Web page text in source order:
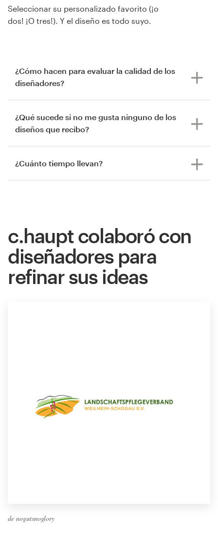
Seleccionar su personalizado favorito (¡o
dos! ¡O tres!). Y el diseño es todo suyo.
¿Cómo hacen para evaluar la calidad de los
diseñadores?
¿Qué sucede si no me gusta ninguno de los
diseños que recibo?
¿Cuánto tiempo llevan?
c.haupt colaboró con
diseñadores para
refinar sus ideas
de nogutsnoglory